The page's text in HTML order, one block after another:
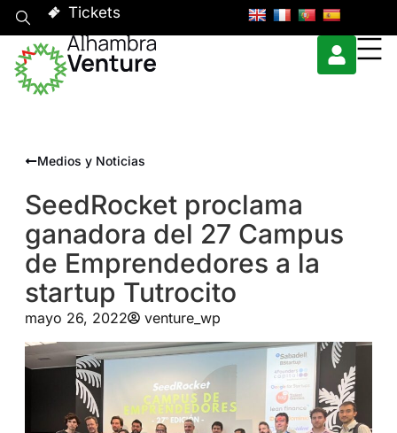
Tickets
Medios y Noticias
SeedRocket proclama
ganadora del 27 Campus
de Emprendedores a la
startup Tutrocito
mayo 26, 2022 venture_wp